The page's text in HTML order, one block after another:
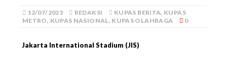
12/07/2023 REDAKSI KUPAS BERITA, KUPAS
METRO, KUPAS NASIONAL, KUPAS OLAHRAGA 0
Jakarta International Stadium (JIS)